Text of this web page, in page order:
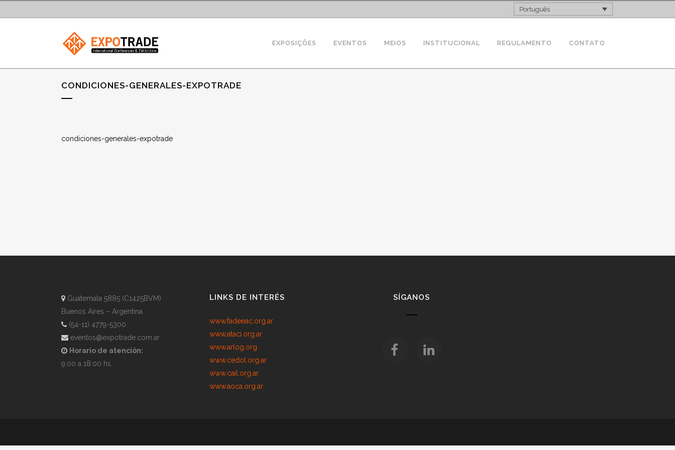
Português
EXPOSIÇÕES EVENTOS MEIOS INSTITUCIONAL REGULAMENTO CONTATO
CONDICIONES-GENERALES-EXPOTRADE
condiciones-generales-expotrade
Guatemala 5885 (C1425BVM)
Buenos Aires – Argentina
(54-11) 4779-5300
eventos@expotrade.com.ar
Horario de atención:
9:00 a 18:00 hs.
LINKS DE INTERÉS
www.fadeeac.org.ar
www.ataci.org.ar
www.arlog.org
www.cedol.org.ar
www.cail.org.ar
www.aoca.org.ar
SÍGANOS